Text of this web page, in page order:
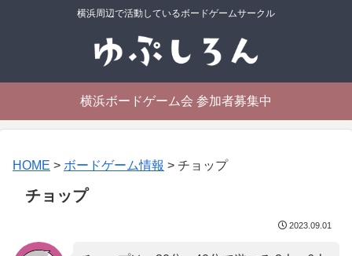
横浜周辺で活動しているボードゲームサークル
横浜ボードゲーム会 参加者募集中
HOME > ボードゲーム情報 > チョップ
チョップ
2023.09.01